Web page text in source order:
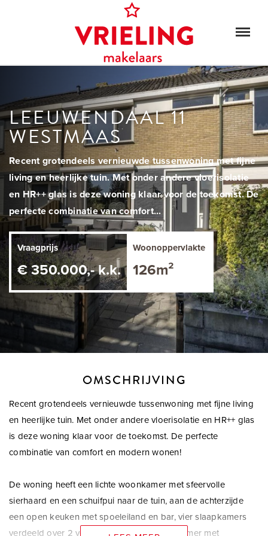
LEEUWENDAAL 11
WESTMAAS
Recent grotendeels vernieuwde tussenwoning met fijne
living en heerlijke tuin. Met onder andere vloerisolatie
en HR++ glas is deze woning klaar voor de toekomst. De
perfecte combinatie van comfort...
Vraagprijs
€ 350.000,- k.k.
Woonoppervlakte
126m²
OMSCHRIJVING
Recent grotendeels vernieuwde tussenwoning met fijne living
en heerlijke tuin. Met onder andere vloerisolatie en HR++ glas
is deze woning klaar voor de toekomst. De perfecte
combinatie van comfort en modern wonen!
De woning heeft een lichte woonkamer met sfeervolle
sierhaard en een schuifpui naar de tuin, aan de achterzijde
een open keuken met spoeleiland en bar, vier slaapkamers
verdeeld over 2 verdiepingen en een badkamer met